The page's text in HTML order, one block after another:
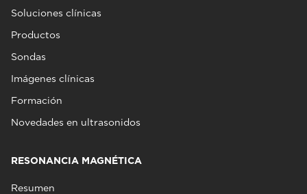
Soluciones clínicas
Productos
Sondas
Imágenes clínicas
Formación
Novedades en ultrasonidos
RESONANCIA MAGNÉTICA
Resumen